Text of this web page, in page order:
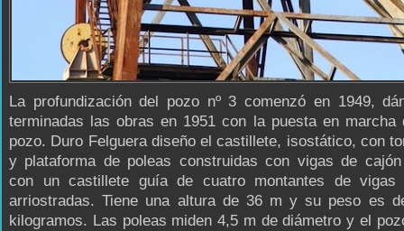
La profundización del pozo nº 3 comenzó en 1949,
terminadas las obras en 1951 con la puesta en marcha
pozo. Duro Felguera diseño el castillete, isostático, con
y plataforma de poleas construidas con vigas de cajón
con un castillete guía de cuatro montantes de vigas
arriostradas. Tiene una altura de 36 m y su peso es
kilogramos. Las poleas miden 4,5 m de diámetro y el